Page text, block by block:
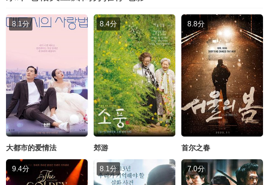
8.1分
大都市的爱情法
8.4分
郊游
8.8分
首尔之春
9.4分 8.1分 7.0分